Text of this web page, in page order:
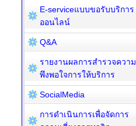
E-serviceแบบขอรับบริการ
ออนไลน์
Q&A
รายงานผลการสำรวจความ
พึงพอใจการให้บริการ
SocialMedia
การดำเนินการเพื่อจัดการ